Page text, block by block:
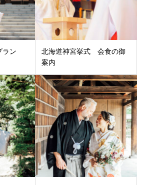
ラン
北海道神宮挙式 会食の御
案内